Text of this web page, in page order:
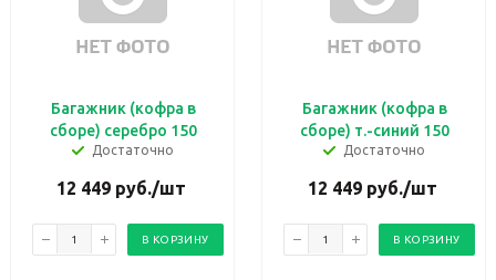
Багажник (кофра в
сборе) серебро 150
Достаточно
12 449руб./шт
В КОРЗИНУ
Багажник (кофра в
сборе) т.-синий 150
Достаточно
12 449руб./шт
В КОРЗИНУ